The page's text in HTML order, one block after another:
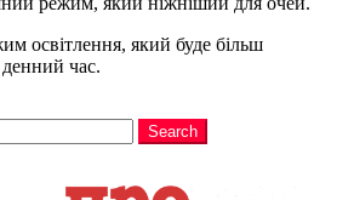
освітлення, який буде більш
час.
Search